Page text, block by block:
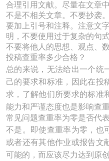
合理引用文献。尽量在文章
不是不相关文章。不要抄袭
要加上引号和注释。注意文
明，不要使用过于复杂的句
不要将他人的思想、观点、
投稿查重率多少合格？
总的来说，无法给出一个统
己的要求和标准，因此在投
求，了解他们所要求的标准
能力和严谨态度也是影响查
常见问题查重率为零是否代
不是。即使查重率为零，也
或者还有其他作业或报告文
可能的，而应该尽力达到原创